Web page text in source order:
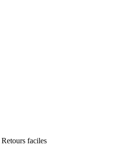
Retours faciles